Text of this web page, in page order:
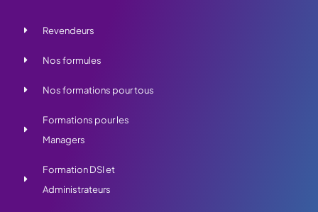
Revendeurs
Nos formules
Nos formations pour tous
Formations pour les
Managers
Formation DSI et
Administrateurs